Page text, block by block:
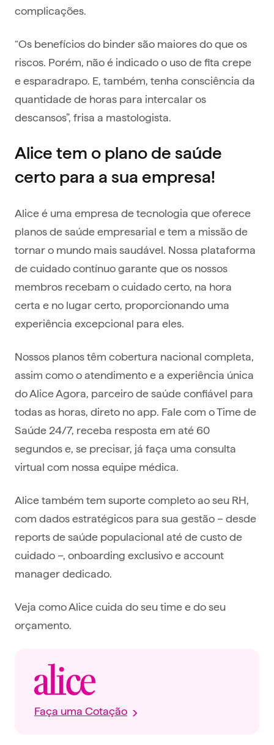
complicações.
“Os benefícios do binder são maiores do que os
riscos. Porém, não é indicado o uso de fita crepe
e esparadrapo. E, também, tenha consciência da
quantidade de horas para intercalar os
descansos”, frisa a mastologista.
Alice tem o plano de saúde
certo para a sua empresa!
Alice é uma empresa de tecnologia que oferece
planos de saúde empresarial e tem a missão de
tornar o mundo mais saudável. Nossa plataforma
de cuidado contínuo garante que os nossos
membros recebam o cuidado certo, na hora
certa e no lugar certo, proporcionando uma
experiência excepcional para eles.
Nossos planos têm cobertura nacional completa,
assim como o atendimento e a experiência única
do Alice Agora, parceiro de saúde confiável para
todas as horas, direto no app. Fale com o Time de
Saúde 24/7, receba resposta em até 60
segundos e, se precisar, já faça uma consulta
virtual com nossa equipe médica.
Alice também tem suporte completo ao seu RH,
com dados estratégicos para sua gestão – desde
reports de saúde populacional até de custo de
cuidado –, onboarding exclusivo e account
manager dedicado.
Veja como Alice cuida do seu time e do seu
orçamento.
Faça uma Cotação